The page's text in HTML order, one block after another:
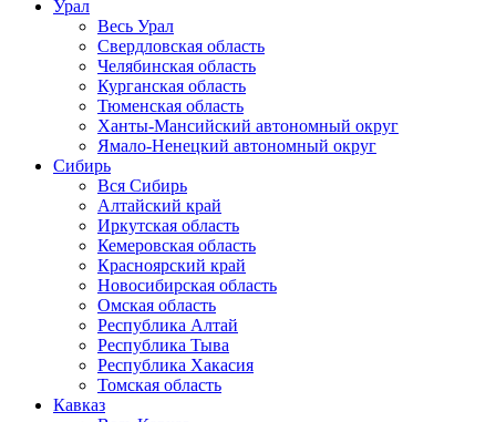
Урал
Весь Урал
Свердловская область
Челябинская область
Курганская область
Тюменская область
Ханты-Мансийский автономный округ
Ямало-Ненецкий автономный округ
Сибирь
Вся Сибирь
Алтайский край
Иркутская область
Кемеровская область
Красноярский край
Новосибирская область
Омская область
Республика Алтай
Республика Тыва
Республика Хакасия
Томская область
Кавказ